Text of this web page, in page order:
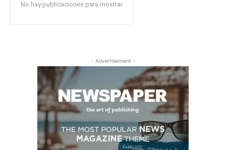
No hay publicaciones para mostrar
- Advertisement -